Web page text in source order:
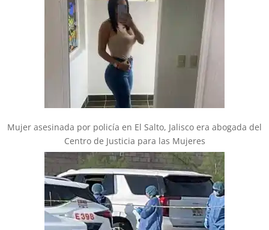
Mujer asesinada por policía en El Salto, Jalisco era abogada del
Centro de Justicia para las Mujeres